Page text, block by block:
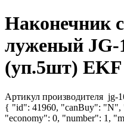
Наконечник
луженый
(уп.5шт)
Артикул производителя jg-
{ "id": 41960, "canBuy": "N",
"economy": 0, "number": 1,